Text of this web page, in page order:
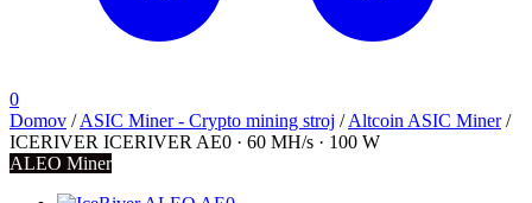
0
Domov /ASIC Miner - Crypto mining stroj /Altcoin ASIC Miner/
ICERIVER ICERIVER AE0 · 60 MH/s · 100 W
ALEO Miner